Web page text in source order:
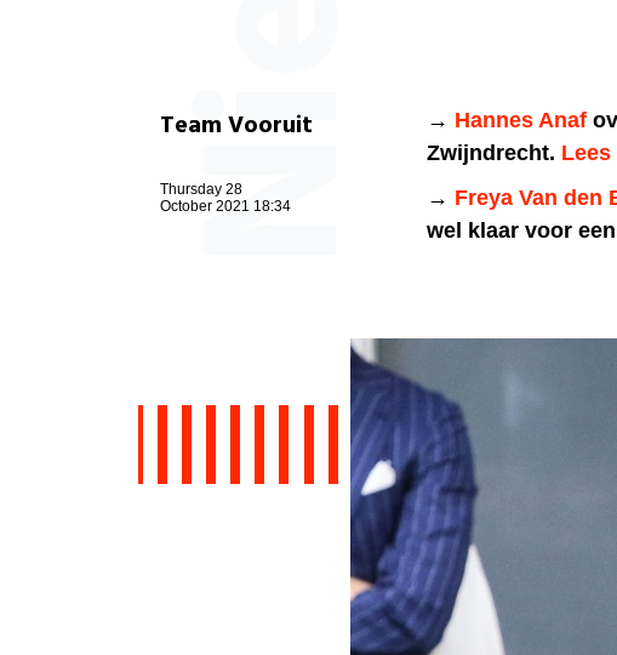
Team Vooruit
Thursday 28
October 2021 18:34
→ Hannes Anaf
Zwijndrecht.
→ Freya Van den
wel klaar voor